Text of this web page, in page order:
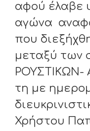
αφού έλαβε
αγώνα
που
μεταξύ των
ΡΟΥΣΤΙΚΩΝ-
τη με
Χρήστου